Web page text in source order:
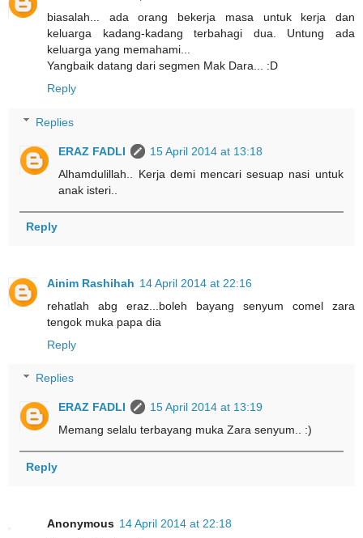
biasalah... ada orang bekerja masa untuk kerja dan
keluarga kadang-kadang terbahagi dua. Untung ada
keluarga yang memahami...
Yangbaik datang dari segmen Mak Dara... :D
Reply
Replies
ERAZ FADLI
15 April 2014 at 13:18
Alhamdulillah.. Kerja demi mencari sesuap nasi untuk
anak isteri..
Reply
Ainim Rashihah 14 April 2014 at 22:16
rehatlah abg eraz...boleh bayang senyum comel zara
tengok muka papa dia
Reply
Replies
ERAZ FADLI
15 April 2014 at 13:19
Memang selalu terbayang muka Zara senyum.. :)
Reply
Anonymous 14 April 2014 at 22:18